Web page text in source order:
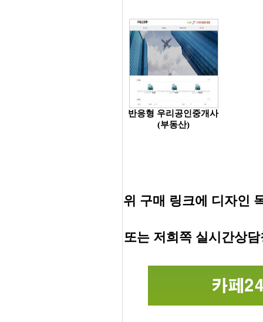
반응형 우리공인중개사
(부동산)
위 구매 링크에 디자인
또는 저희쪽 실시간상